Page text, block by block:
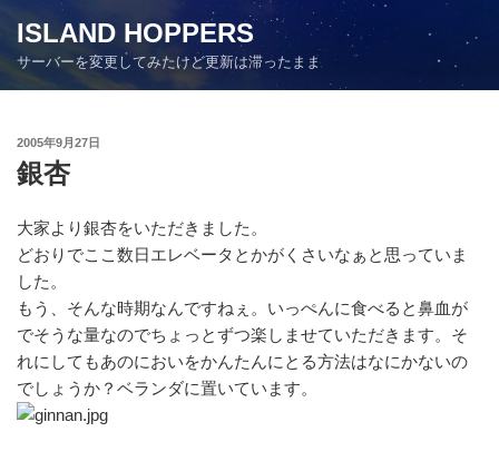
ン
ISLAND HOPPERS
サーバーを変更してみたけど更新は滞ったまま
投
稿
日:
2005年9月27日
銀杏
大家より銀杏をいただきました。
どおりでここ数日エレベータとかがくさいなぁと思っていま
した。
もう、そんな時期なんですねぇ。いっぺんに食べると鼻血が
でそうな量なのでちょっとずつ楽しませていただきます。そ
れにしてもあのにおいをかんたんにとる方法はなにかないの
でしょうか？ベランダに置いています。